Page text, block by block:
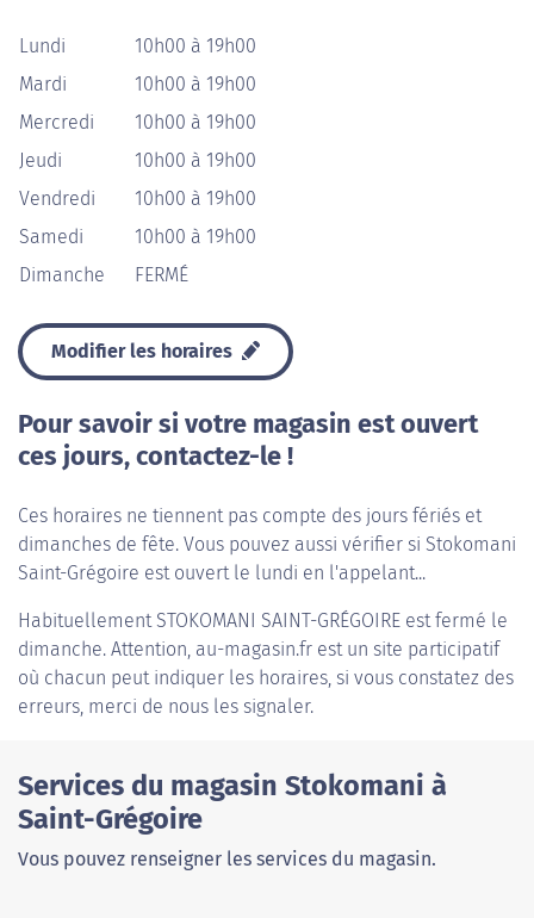
Lundi
10h00 à 19h00
Mardi
10h00 à 19h00
Mercredi
10h00 à 19h00
Jeudi
10h00 à 19h00
Vendredi
10h00 à 19h00
Samedi
10h00 à 19h00
Dimanche
FERMÉ
Modifier les horaires
Pour savoir si votre magasin est ouvert
ces jours, contactez-le !
Ces horaires ne tiennent pas compte des jours fériés et
dimanches de fête. Vous pouvez aussi vérifier si Stokomani
Saint-Grégoire est ouvert le lundi en l'appelant...
HabituellementSTOKOMANI SAINT-GRÉGOIRE est fermé le
dimanche. Attention, au-magasin.fr est un site participatif
où chacun peut indiquer les horaires, si vous constatez des
erreurs, merci de nous les signaler.
Services du magasin Stokomani à
Saint-Grégoire
Vous pouvez renseigner les services du magasin.